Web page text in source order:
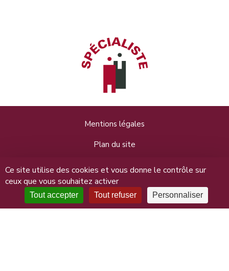
Ce site utilise des cookies et vous donne le contrôle sur
ceux que vous souhaitez activer
Tout accepter Tout refuser Personnaliser
Mentions légales
Plan du site
Données personnelles
Connexion